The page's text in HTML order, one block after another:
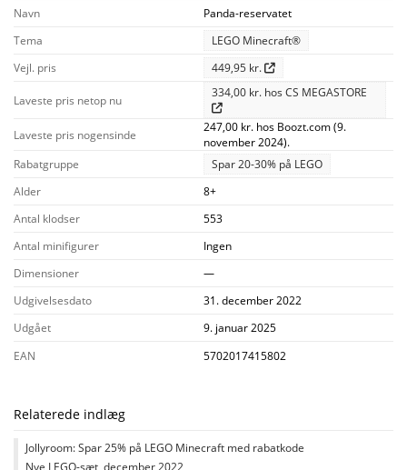
Navn
Panda-reservatet
Tema
LEGO Minecraft®
Vejl. pris
449,95 kr.
Laveste pris netop nu 334,00 kr. hos CS MEGASTORE
Laveste pris nogensinde
247,00 kr. hos Boozt.com (9.
november 2024).
Rabatgruppe
Spar 20-30% på LEGO
Alder
8+
Antal klodser
553
Antal minifigurer
Ingen
Dimensioner
—
Udgivelsesdato
31. december 2022
Udgået
9. januar 2025
EAN
5702017415802
Relaterede indlæg
Jollyroom: Spar 25% på LEGO Minecraft med rabatkode